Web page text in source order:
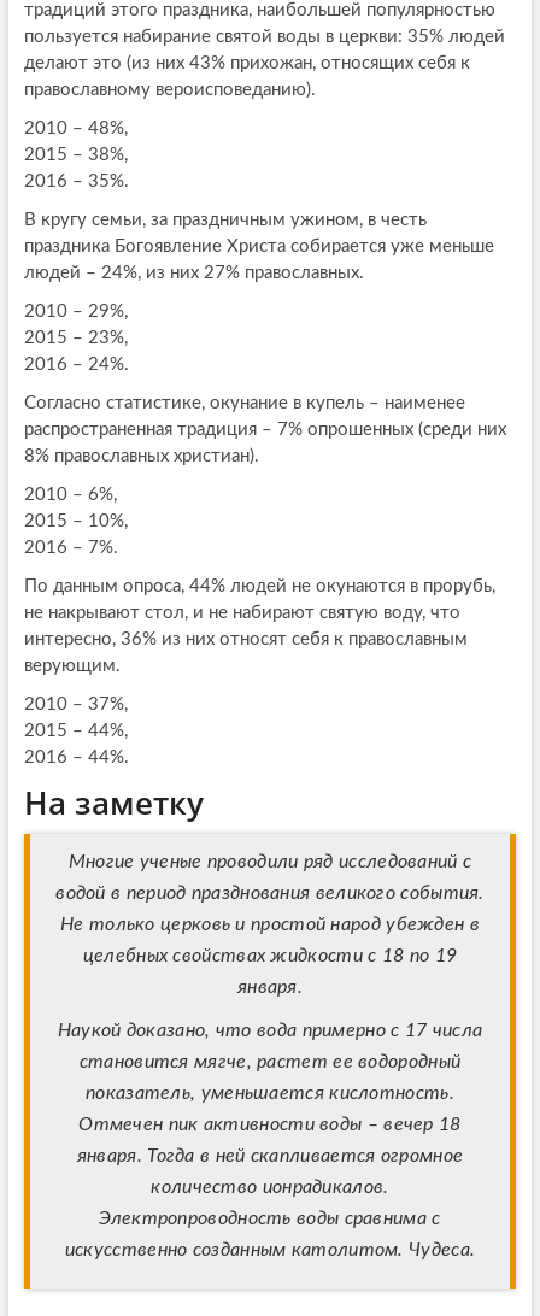
традиций этого праздника, наибольшей популярностью
пользуется набирание святой воды в церкви: 35% людей
делают это (из них 43% прихожан, относящих себя к
православному вероисповеданию).
2010 – 48%,
2015 – 38%,
2016 – 35%.
В кругу семьи, за праздничным ужином, в честь
праздника Богоявление Христа собирается уже меньше
людей – 24%, из них 27% православных.
2010 – 29%,
2015 – 23%,
2016 – 24%.
Согласно статистике, окунание в купель – наименее
распространенная традиция – 7% опрошенных (среди них
8% православных христиан).
2010 – 6%,
2015 – 10%,
2016 – 7%.
По данным опроса, 44% людей не окунаются в прорубь,
не накрывают стол, и не набирают святую воду, что
интересно, 36% из них относят себя к православным
верующим.
2010 – 37%,
2015 – 44%,
2016 – 44%.
На заметку
Многие ученые проводили ряд исследований с
водой в период празднования великого события.
Не только церковь и простой народ убежден в
целебных свойствах жидкости с 18 по 19
января.
Наукой доказано, что вода примерно с 17 числа
становится мягче, растет ее водородный
показатель, уменьшается кислотность.
Отмечен пик активности воды – вечер 18
января. Тогда в ней скапливается огромное
количество ионрадикалов.
Электропроводность воды сравнима с
искусственно созданным католитом. Чудеса.